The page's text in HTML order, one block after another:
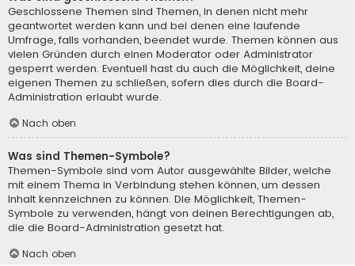
Geschlossene Themen sind Themen, in denen nicht mehr
geantwortet werden kann und bei denen eine laufende
Umfrage, falls vorhanden, beendet wurde. Themen können aus
vielen Gründen durch einen Moderator oder Administrator
gesperrt werden. Eventuell hast du auch die Möglichkeit, deine
eigenen Themen zu schließen, sofern dies durch die Board-
Administration erlaubt wurde.
Nach oben
Was sind Themen-Symbole?
Themen-Symbole sind vom Autor ausgewählte Bilder, welche
mit einem Thema in Verbindung stehen können, um dessen
Inhalt kennzeichnen zu können. Die Möglichkeit, Themen-
Symbole zu verwenden, hängt von deinen Berechtigungen ab,
die die Board-Administration gesetzt hat.
Nach oben